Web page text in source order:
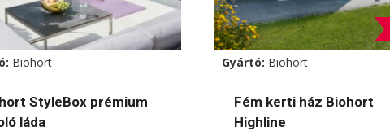
Biohort
StyleBox prémium
láda
Gyártó: Biohort
Fém kerti ház Biohort
Highline